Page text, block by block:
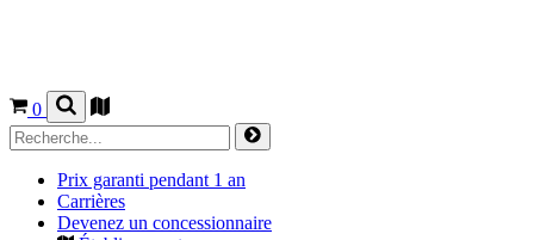
0
Prix garanti pendant 1 an
Carrières
Devenez un concessionnaire